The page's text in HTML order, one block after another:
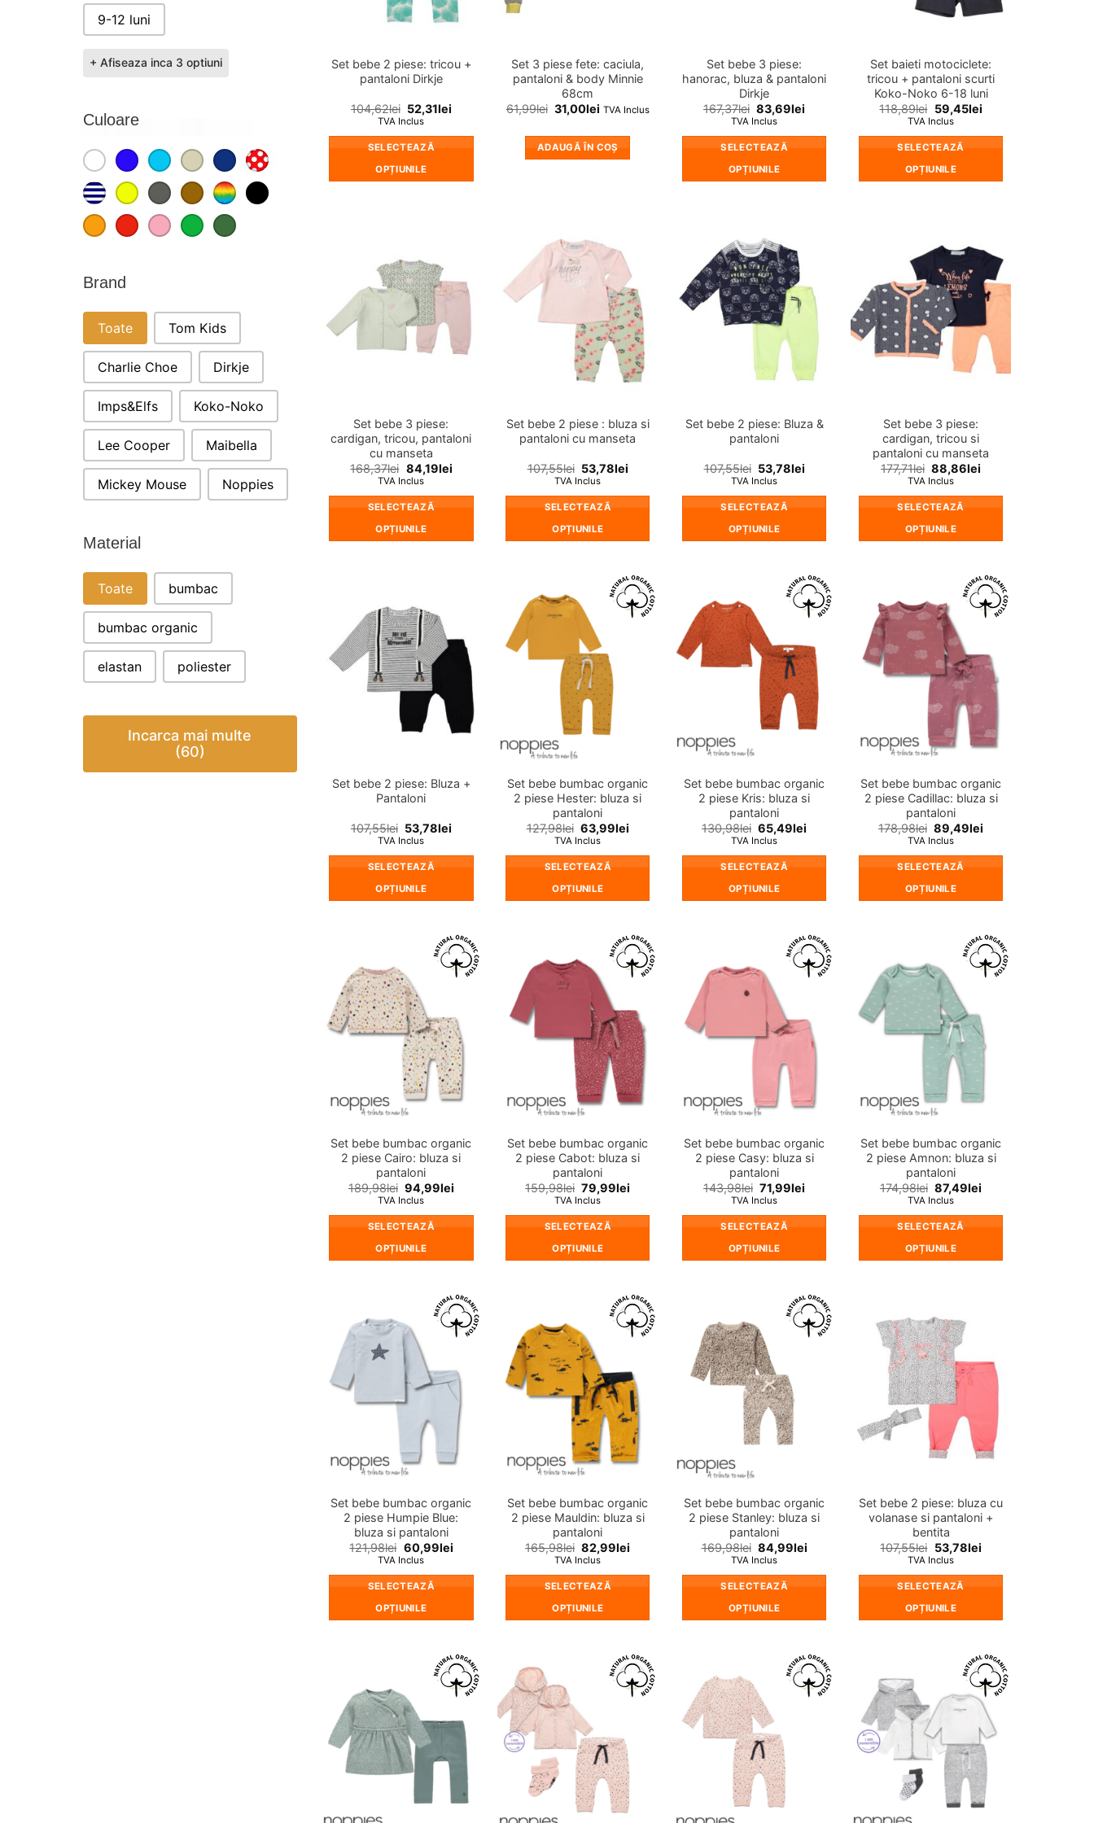
9-12 luni
+ Afiseaza inca 3 optiuni
Culoare
CULOARE
Alb Albastru
Albastru deschis
Dungi Galben MaroMulticolorNegru
PortocaliuRosu VerdeVerde inchis
Brand
BRAND
Toate Tom Kids
Charlie Choe Dirkje
Imps&Elfs Koko-Noko
Lee Cooper Maibella
Mickey Mouse Noppies
Material
MATERIAL
Toate bumbac
bumbac organic
elastan poliester
Incarca mai multe
(60)
în
în
Set bebe 2 piese: tricou +
pantaloni Dirkje
104,62lei 52,31lei
TVA Inclus
SELECTEAZĂ
OPȚIUNILE
multe
variații.
Opțiunile
pot
Set 3 piese fete: caciula,
pantaloni & body Minnie
68cm
61,99lei 31,00lei TVA Inclus
ADAUGĂ ÎN COȘ
Set bebe 3 piese:
hanorac, bluza & pantaloni
Dirkje
167,37lei 83,69lei
TVA Inclus
SELECTEAZĂ
OPȚIUNILE
mai
multe
variații.
Opțiunile
pot
alese
în
Set baieti motociclete:
tricou + pantaloni scurti
Koko-Noko 6-18 luni
118,89lei 59,45lei
TVA Inclus
SELECTEAZĂ
OPȚIUNILE
mai
multe
variații.
Opțiunile
pot
fi
alese
Adauga
in
wishlist!
Set bebe 3 piese:
cardigan, tricou, pantaloni
cu manseta
168,37lei 84,19lei
TVA Inclus
SELECTEAZĂ
OPȚIUNILE
mai
multe
variații.
Opțiunile
pot
fi
alese
în
❤
Adauga
in
wishlist!
Set bebe 2 piese : bluza si
pantaloni cu manseta
107,55lei 53,78lei
TVA Inclus
SELECTEAZĂ
OPȚIUNILE
mai
multe
variații.
Opțiunile
pot
fi
alese
în
pagina
Adauga
wishlist!
Set bebe 2 piese: Bluza &
pantaloni
107,55lei 53,78lei
TVA Inclus
SELECTEAZĂ
OPȚIUNILE
multe
variații.
Opțiunile
pot
fi
alese
pagina
Adauga
in
wishlist!
Set bebe 3 piese:
cardigan, tricou si
pantaloni cu manseta
177,71lei 88,86lei
TVA Inclus
SELECTEAZĂ
OPȚIUNILE
mai
multe
variații.
Opțiunile
pot
alese
în
pagina
Adauga
in
wishlist!
Set bebe 2 piese: Bluza +
Pantaloni
107,55lei 53,78lei
TVA Inclus
SELECTEAZĂ
OPȚIUNILE
multe
variații.
Opțiunile
pot
fi
alese
în
pagina
❤
Set bebe bumbac organic
2 piese Hester: bluza si
pantaloni
127,98lei 63,99lei
TVA Inclus
SELECTEAZĂ
OPȚIUNILE
mai
multe
variații.
Opțiunile
pot
fi
alese
în
pagina
❤
wishlist!
Set bebe bumbac organic
2 piese Kris: bluza si
pantaloni
130,98lei 65,49lei
TVA Inclus
SELECTEAZĂ
OPȚIUNILE
mai
multe
variații.
Opțiunile
pot
alese
în
pagina
❤
wishlist!
Set bebe bumbac organic
2 piese Cadillac: bluza si
pantaloni
178,98lei 89,49lei
TVA Inclus
SELECTEAZĂ
OPȚIUNILE
mai
multe
variații.
Opțiunile
pot
alese
în
pagina
❤
Set bebe bumbac organic
2 piese Cairo: bluza si
pantaloni
189,98lei 94,99lei
TVA Inclus
SELECTEAZĂ
OPȚIUNILE
mai
multe
variații.
Opțiunile
pot
alese
în
pagina
❤
wishlist!
Set bebe bumbac organic
2 piese Cabot: bluza si
pantaloni
159,98lei 79,99lei
TVA Inclus
SELECTEAZĂ
OPȚIUNILE
multe
variații.
Opțiunile
pot
fi
alese
în
pagina
❤
Set bebe bumbac organic
2 piese Casy: bluza si
pantaloni
143,98lei 71,99lei
TVA Inclus
SELECTEAZĂ
OPȚIUNILE
mai
multe
variații.
Opțiunile
pot
fi
alese
pagina
❤
wishlist!
Set bebe bumbac organic
2 piese Amnon: bluza si
pantaloni
174,98lei 87,49lei
TVA Inclus
SELECTEAZĂ
OPȚIUNILE
mai
multe
variații.
Opțiunile
pot
alese
în
❤
wishlist!
Set bebe bumbac organic
2 piese Humpie Blue:
bluza si pantaloni
121,98lei 60,99lei
TVA Inclus
SELECTEAZĂ
OPȚIUNILE
multe
variații.
Opțiunile
pot
fi
alese
❤
wishlist!
Set bebe bumbac organic
2 piese Mauldin: bluza si
pantaloni
165,98lei 82,99lei
TVA Inclus
SELECTEAZĂ
OPȚIUNILE
variații.
Opțiunile
pot
fi
alese
în
❤
wishlist!
Set bebe bumbac organic
2 piese Stanley: bluza si
pantaloni
169,98lei 84,99lei
TVA Inclus
SELECTEAZĂ
OPȚIUNILE
mai
multe
variații.
Opțiunile
pot
fi
alese
in
wishlist!
Set bebe 2 piese: bluza cu
volanase si pantaloni +
bentita
107,55lei 53,78lei
TVA Inclus
SELECTEAZĂ
OPȚIUNILE
multe
variații.
Opțiunile
pot
alese
❤
in
wishlist!
❤
❤
❤
Adauga
wishlist!